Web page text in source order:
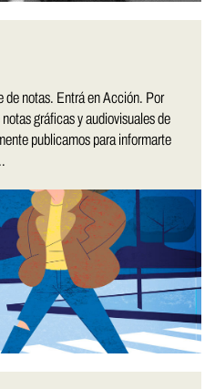
de notas. Entrá en Acción. Por
gráficas y audiovisuales de
publicamos para informarte